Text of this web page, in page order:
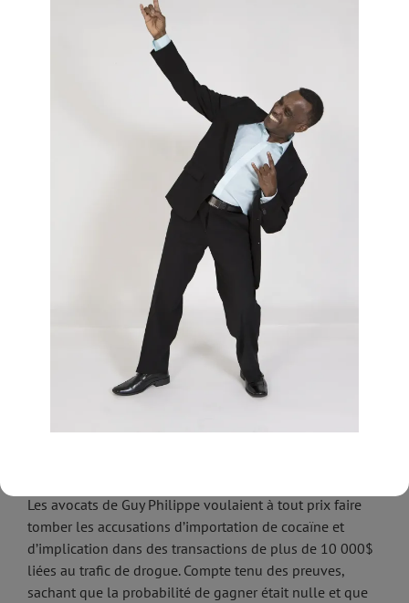
in a Life Time Surprise. Sidérés, estomaqués, médusés, ils
ont appris qu’en échange de la clémence de la Cour, dix
criminels déjà jugés et condamnés, ont accepté de
plaider contre leur ex-complice, Guy Philippe. Zeljka
Bozanic a confirmé cette information le 24 avril 2017
dans une entrevue qu’elle a accordé à Jean-Robert
. Pour elle, la version des faits
de son client n’aurait aucune crédibilité contre le
témoignage de ses dixPartners in Crime. Donc, la Défense
a vite compris que la probabilité qu’un jury penche en
faveur de Guy Philippe était pratiquement nulle.
Après avoir pris connaissance de toutes les preuves et
des pièces à convictions, Zeljka Bozanic et Alan S. Ross
ont présenté une requête pour entamer des négociations
avec la Poursuite. Après consultation avec leur client, ils
ont demandé aux représentants du gouvernement
américain, Andy Gamacho, US District Attorney et Lynn
Kirckpatrick US Assistant District Attorney, d’entreprendre
Les avocats de Guy Philippe voulaient à tout prix faire
tomber les accusations d’importation de cocaïne et
d’implication dans des transactions de plus de 10 000$
liées au trafic de drogue. Compte tenu des preuves,
sachant que la probabilité de gagner était nulle et que